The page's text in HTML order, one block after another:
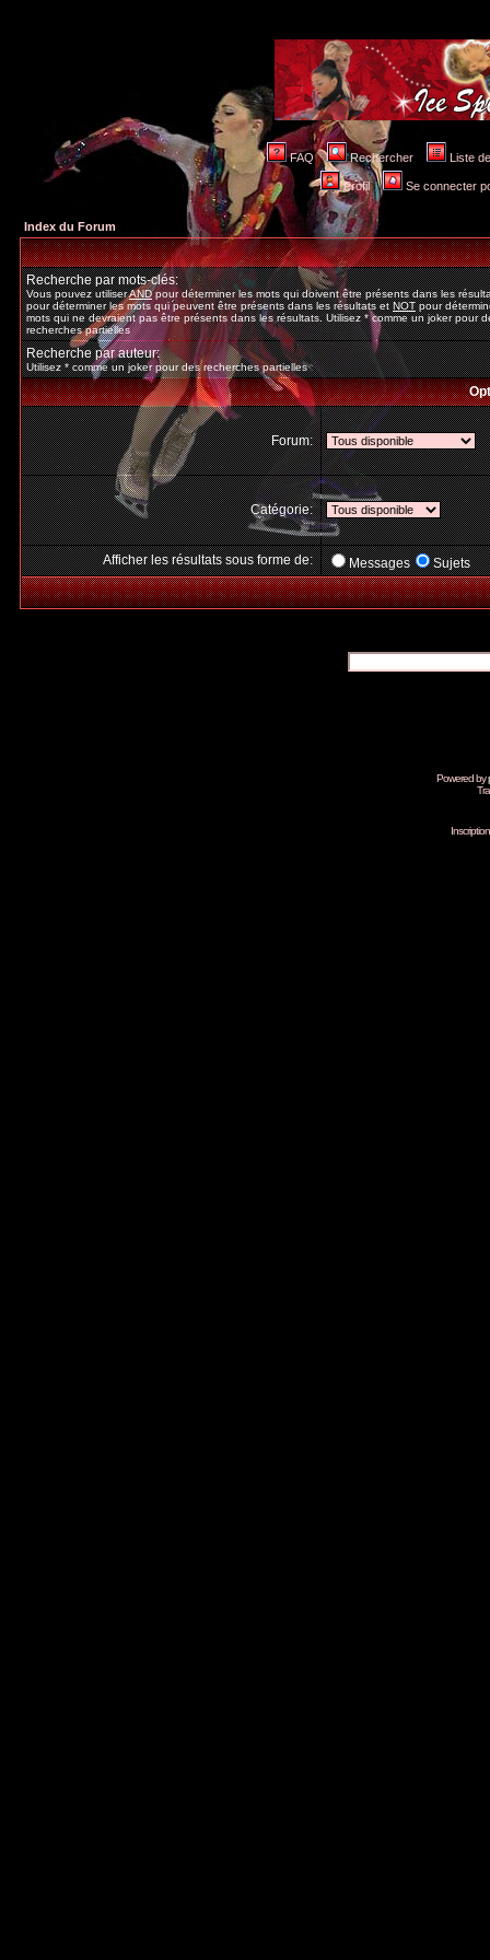
FAQ Rechercher Liste
Profil Se connecter
Index du Forum
Recherche par mots-clés:
Vous pouvez utiliserANDpour déterminer les mots qui doivent être présents dans les
pour déterminer les mots qui peuvent être présents dans les résultats etNOTpour
mots qui ne devraient pas être présents dans les résultats. Utilisez * comme un joker pour
recherches partielles
Recherche par auteur:
Utilisez * comme un joker pour des recherches partielles
Forum:
Catégorie:
Afficher les résultats sous forme de: Messages Sujets
Powered by